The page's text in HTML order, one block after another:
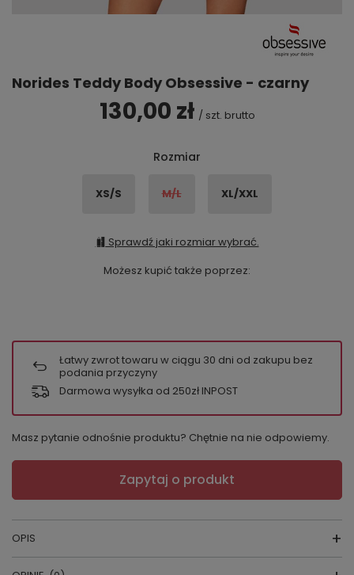
Norides Teddy Body Obsessive - czarny
130,00 zł / szt. brutto
Rozmiar
XS/S M/L XL/XXL
Sprawdź jaki rozmiar wybrać.
Możesz kupić także poprzez:
Łatwy zwrot towaru w ciągu 30 dni od zakupu bez
podania przyczyny
Darmowa wysyłka od 250zł INPOST
Masz pytanie odnośnie produktu? Chętnie na nie odpowiemy.
Zapytaj o produkt
OPIS